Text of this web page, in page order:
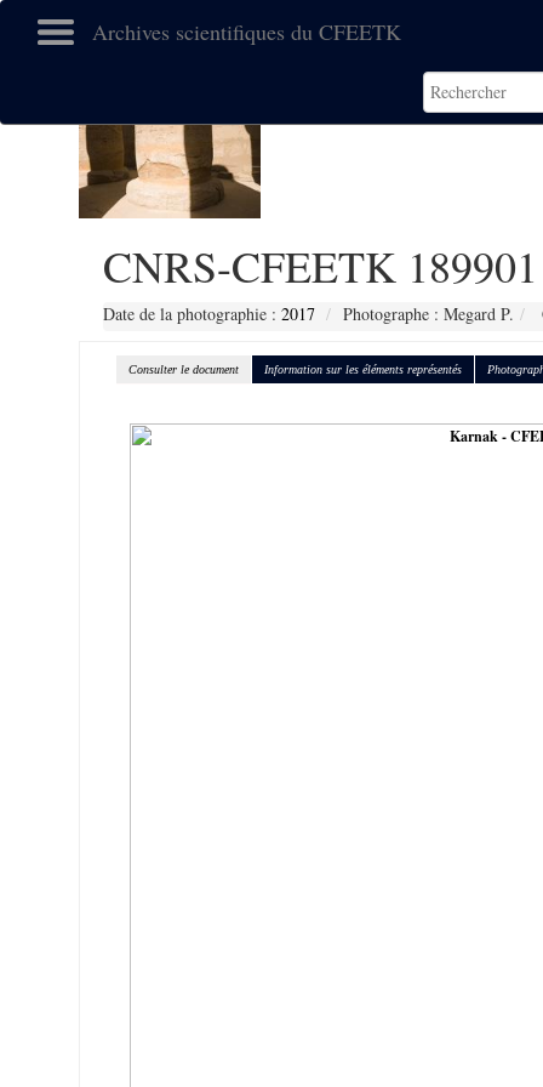
Archives scientifiques du CFEETK
CNRS-CFEETK 189901
Date de la photographie : 2017 Photographe : Megard P.
Consulter le document Information sur les éléments représentés